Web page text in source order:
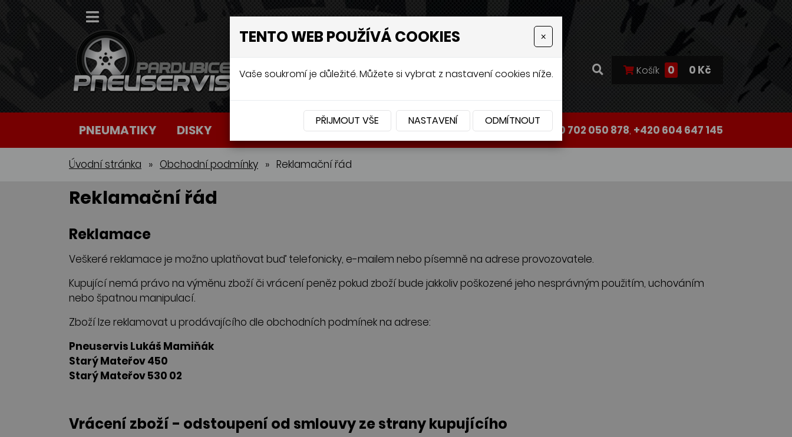
Košík 0 0 Kč
PNEUMATIKY DISKY AUTOBATERIE PŘÍSLUŠENSTVÍ +420 702 050 878, +420 604 647 145
Úvodní stránka » Obchodní podmínky » Reklamační řád
Reklamační řád
Reklamace
Veškeré reklamace je možno uplatňovat buď telefonicky, e-mailem nebo písemně na adrese provozovatele.
Kupující nemá právo na výměnu zboží či vrácení peněz pokud zboží bude jakkoliv poškozené jeho nesprávným použitím, uchováním
nebo špatnou manipulací.
Zboží lze reklamovat u prodávajícího dle obchodních podmínek na adrese:
Pneuservis Lukáš Mamiňák
Starý Mateřov 450
Starý Mateřov 530 02
Vrácení zboží - odstoupení od smlouvy ze strany kupujícího
TENTO WEB POUŽÍVÁ COOKIES ×
Vaše soukromí je důležité. Můžete si vybrat z nastavení cookies níže.
PŘIJMOUT VŠE NASTAVENÍ ODMÍTNOUT